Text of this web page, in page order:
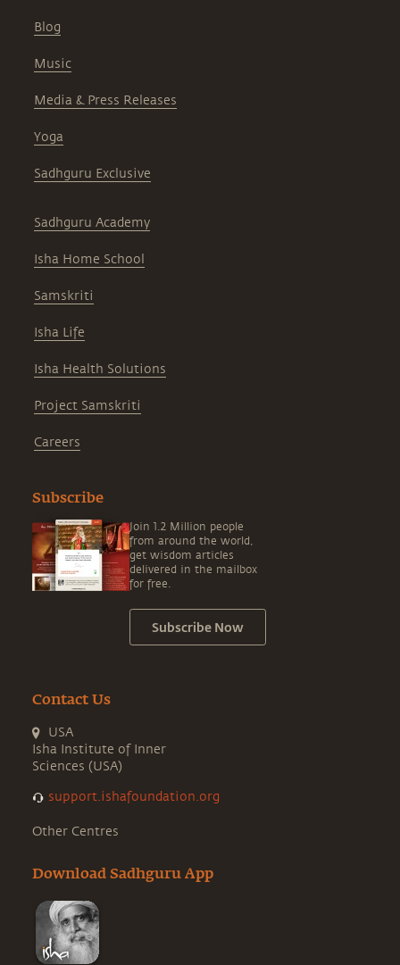
Blog
Music
Media & Press Releases
Yoga
Sadhguru Exclusive
Sadhguru Academy
Isha Home School
Samskriti
Isha Life
Isha Health Solutions
Project Samskriti
Careers
Subscribe
Join 1.2 Million people
from around the world,
get wisdom articles
delivered in the mailbox
for free.
Subscribe Now
Contact Us
USA
Isha Institute of Inner
Sciences (USA)
support.ishafoundation.org
Other Centres
Download Sadhguru App